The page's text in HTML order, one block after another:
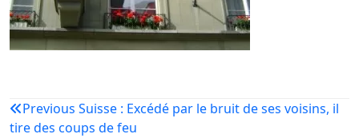
Navigation
Previous Suisse : Excédé par le bruit de ses voisins, il
tire des coups de feu